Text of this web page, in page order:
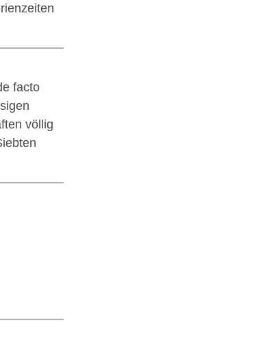
facto
völlig